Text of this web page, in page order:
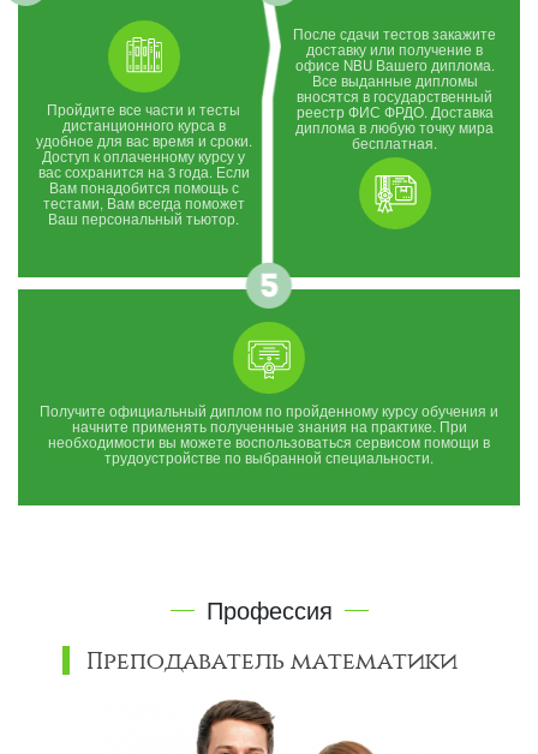
Пройдите все части и тесты
дистанционного курса в
удобное для вас время и сроки.
Доступ к оплаченному курсу у
вас сохранится на 3 года. Если
Вам понадобится помощь с
тестами, Вам всегда поможет
Ваш персональный тьютор.
После сдачи тестов закажите
доставку или получение в
офисе NBU Вашего диплома.
Все выданные дипломы
вносятся в государственный
реестр ФИС ФРДО. Доставка
диплома в любую точку мира
бесплатная.
Получите официальный диплом по пройденному курсу обучения и
начните применять полученные знания на практике. При
необходимости вы можете воспользоваться сервисом помощи в
трудоустройстве по выбранной специальности.
Профессия
Преподаватель математики